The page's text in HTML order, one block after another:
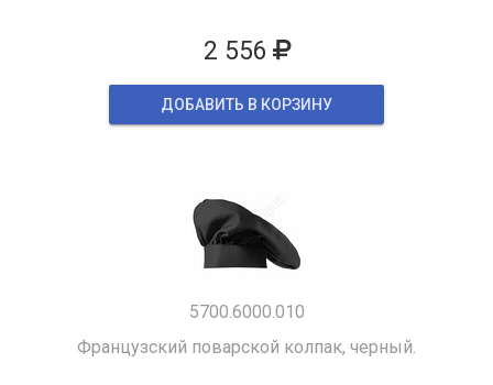
2 556
ДОБАВИТЬ В КОРЗИНУ
5700.6000.010
Французский поварской колпак, черный.